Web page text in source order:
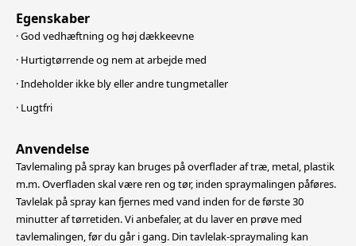
Egenskaber
· God vedhæftning og høj dækkeevne
· Hurtigtørrende og nem at arbejde med
· Indeholder ikke bly eller andre tungmetaller
· Lugtfri
Anvendelse
Tavlemaling på spray kan bruges på overflader af træ, metal, plastik
m.m. Overfladen skal være ren og tør, inden spraymalingen påføres.
Tavlelak på spray kan fjernes med vand inden for de første 30
minutter af tørretiden. Vi anbefaler,at du laver en prøve med
tavlemalingen, før du går i gang. Din tavlelak-spraymaling kan